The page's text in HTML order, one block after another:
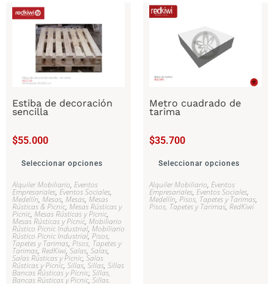
Estiba de decoración
sencilla
$55.000
Seleccionar opciones
Alquiler Mobiliario, Eventos
Empresariales, Eventos Sociales,
Medellín, Mesas, Mesas, Mesas
Rústicas & Picnic, Mesas Rústicas y
Picnic, Mesas Rústicas y Picnic,
Mesas Rústicas y Picnic, Mobiliario
Rústico Picnic Industrial, Mobiliario
Rústico Picnic Industrial, Pisos,
Tapetes y Tarimas, Pisos, Tapetes y
Tarimas, RedKiwi,Salas,Salas,
Salas Rústicas y Picnic, Salas
Rústicas y Picnic, Sillas, Sillas, Sillas
Bancas Rústicas y Picnic, Sillas,
Bancas Rústicas y Picnic, Sillas.
Metro cuadrado de
tarima
$35.700
Seleccionar opciones
Alquiler Mobiliario, Eventos
Empresariales, Eventos Sociales,
Medellín, Pisos, Tapetes y Tarimas,
Pisos, Tapetes y Tarimas, RedKiwi